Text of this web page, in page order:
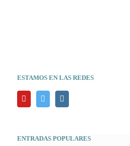
ESTAMOS EN LAS REDES
ENTRADAS POPULARES